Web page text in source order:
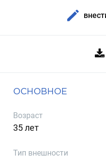
ОСНОВНОЕ
Возраст
35 лет
Тип внешности